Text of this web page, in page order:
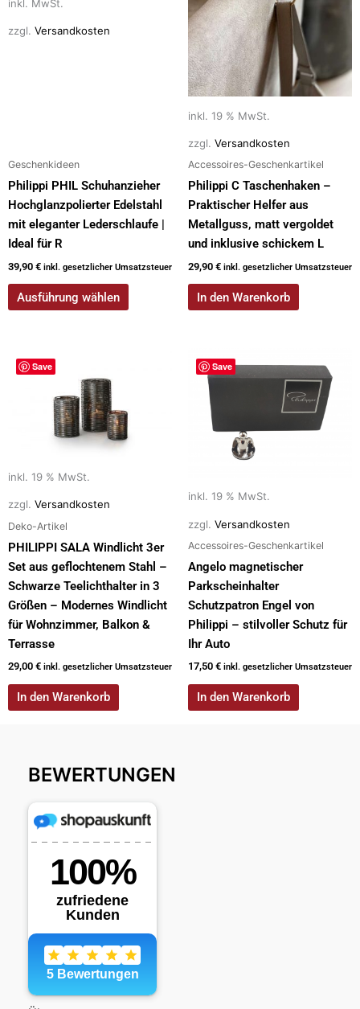
inkl. MwSt.
zzgl. Versandkosten
Geschenkideen
Philippi PHIL Schuhanzieher
Hochglanzpolierter Edelstahl
mit eleganter Lederschlaufe |
Ideal für R
39,90 € inkl. gesetzlicher Umsatzsteuer
Ausführung wählen
können
inkl. 19 % MwSt.
zzgl. Versandkosten
Accessoires-Geschenkartikel
Philippi C Taschenhaken –
Praktischer Helfer aus
Metallguss, matt vergoldet
und inklusive schickem L
29,90 € inkl. gesetzlicher Umsatzsteuer
In den Warenkorb
Save
inkl. 19 % MwSt.
zzgl. Versandkosten
Deko-Artikel
PHILIPPI SALA Windlicht 3er
Set aus geflochtenem Stahl –
Schwarze Teelichthalter in 3
Größen – Modernes Windlicht
für Wohnzimmer, Balkon &
Terrasse
29,00 € inkl. gesetzlicher Umsatzsteuer
In den Warenkorb
Save
inkl. 19 % MwSt.
zzgl. Versandkosten
Accessoires-Geschenkartikel
Angelo magnetischer
Parkscheinhalter
Schutzpatron Engel von
Philippi – stilvoller Schutz für
Ihr Auto
17,50 € inkl. gesetzlicher Umsatzsteuer
In den Warenkorb
BEWERTUNGEN